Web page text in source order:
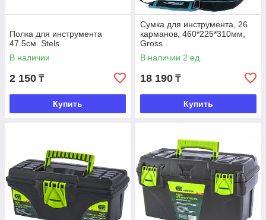
Полка для инструмента
47.5см. Stels
В наличии
2 150 ₸
Купить
Сумка для инструмента, 26
карманов, 460*225*310мм,
Gross
В наличии 2 ед.
18 190 ₸
Купить